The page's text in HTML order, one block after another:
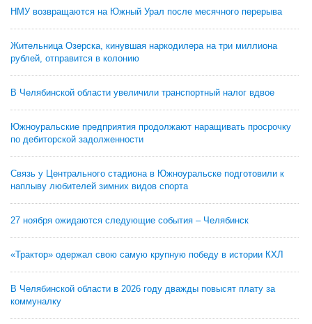
НМУ возвращаются на Южный Урал после месячного перерыва
Жительница Озерска, кинувшая наркодилера на три миллиона
рублей, отправится в колонию
В Челябинской области увеличили транспортный налог вдвое
Южноуральские предприятия продолжают наращивать просрочку
по дебиторской задолженности
Связь у Центрального стадиона в Южноуральске подготовили к
наплыву любителей зимних видов спорта
27 ноября ожидаются следующие события – Челябинск
«Трактор» одержал свою самую крупную победу в истории КХЛ
В Челябинской области в 2026 году дважды повысят плату за
коммуналку